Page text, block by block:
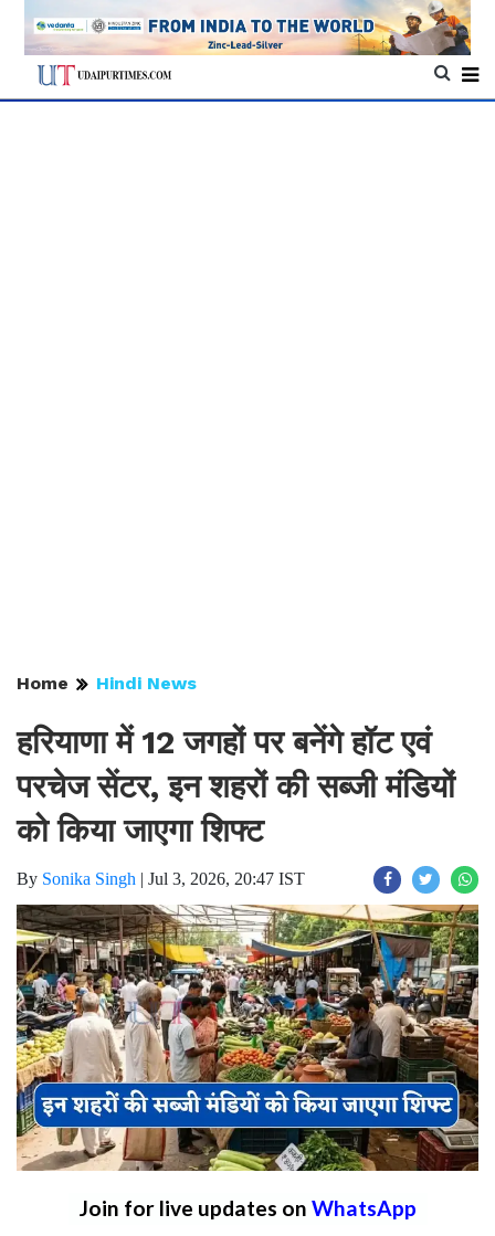
Home Hindi News
हरियाणा में 12 जगहों पर बनेंगे हॉट एवं
परचेज सेंटर, इन शहरों की सब्जी मंडियों
को किया जाएगा शिफ्ट
By Sonika Singh | Jul 3, 2026, 20:47 IST
Join for live updates on WhatsApp